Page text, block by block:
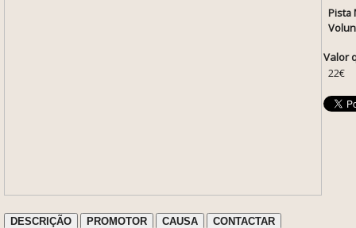
Pista
Valor
22€
DESCRIÇÃO PROMOTOR CAUSA CONTACTAR